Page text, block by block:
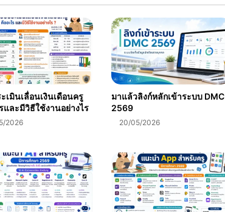
เมินเลื่อนเงินเดือนครู
และมีวิธีใช้งานอย่างไร
2026
มาแล้วลิงก์หลักเข้าระบบ DMC
2569
20/05/2026